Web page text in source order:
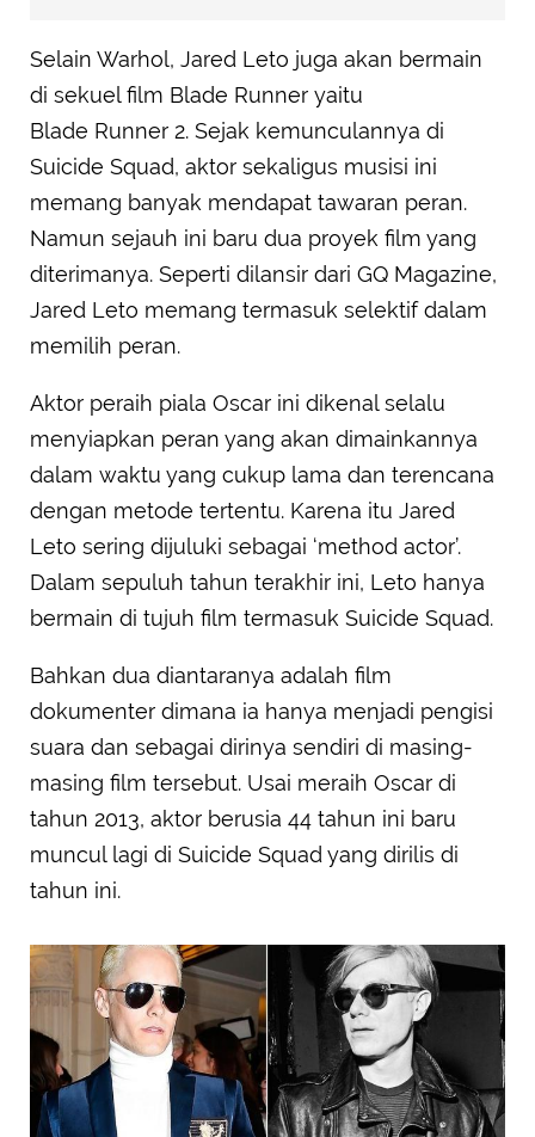
Selain Warhol, Jared Leto juga akan bermain
di sekuel film Blade Runner yaitu
Blade Runner 2. Sejak kemunculannya di
Suicide Squad, aktor sekaligus musisi ini
memang banyak mendapat tawaran peran.
Namun sejauh ini baru dua proyek film yang
diterimanya. Seperti dilansir dari GQ Magazine,
Jared Leto memang termasuk selektif dalam
memilih peran.
Aktor peraih piala Oscar ini dikenal selalu
menyiapkan peran yang akan dimainkannya
dalam waktu yang cukup lama dan terencana
dengan metode tertentu. Karena itu Jared
Leto sering dijuluki sebagai ‘method actor’.
Dalam sepuluh tahun terakhir ini, Leto hanya
bermain di tujuh film termasuk Suicide Squad.
Bahkan dua diantaranya adalah film
dokumenter dimana ia hanya menjadi pengisi
suara dan sebagai dirinya sendiri di masing-
masing film tersebut. Usai meraih Oscar di
tahun 2013, aktor berusia 44 tahun ini baru
muncul lagi di Suicide Squad yang dirilis di
tahun ini.